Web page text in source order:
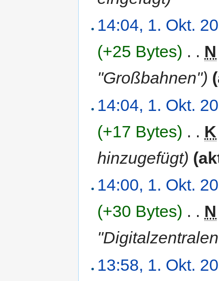
14:04, 1. Okt.
(+25 Bytes) . . N
"Großbahnen")
14:04, 1. Okt.
(+17 Bytes) . . K
hinzugefügt)
14:00, 1. Okt.
(+30 Bytes) . . N
13:58, 1. Okt.